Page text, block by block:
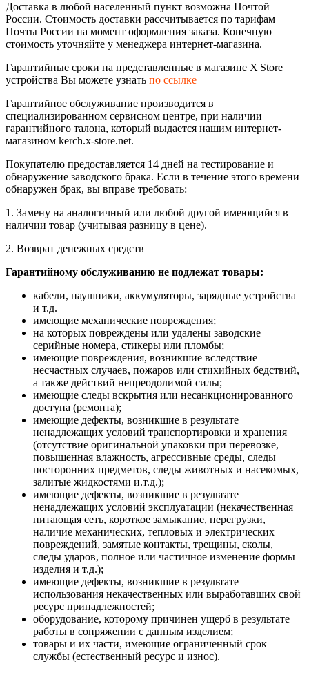
Доставка в любой населенный пункт возможна Почтой
России. Стоимость доставки рассчитывается по тарифам
Почты России на момент оформления заказа. Конечную
стоимость уточняйте у менеджера интернет-магазина.
Гарантийные сроки на представленные в магазине X|Store
устройства Вы можете узнать по ссылке
Гарантийное обслуживание производится в
специализированном сервисном центре, при наличии
гарантийного талона, который выдается нашим интернет-
магазином kerch.x-store.net.
Покупателю предоставляется 14 дней на тестирование и
обнаружение заводского брака. Если в течение этого времени
обнаружен брак, вы вправе требовать:
1. Замену на аналогичный или любой другой имеющийся в
наличии товар (учитывая разницу в цене).
2. Возврат денежных средств
Гарантийному обслуживанию не подлежат товары:
кабели, наушники, аккумуляторы, зарядные устройства
и т.д.
имеющие механические повреждения;
на которых повреждены или удалены заводские
серийные номера, стикеры или пломбы;
имеющие повреждения, возникшие вследствие
несчастных случаев, пожаров или стихийных бедствий,
а также действий непреодолимой силы;
имеющие следы вскрытия или несанкционированного
доступа (ремонта);
имеющие дефекты, возникшие в результате
ненадлежащих условий транспортировки и хранения
(отсутствие оригинальной упаковки при перевозке,
повышенная влажность, агрессивные среды, следы
посторонних предметов, следы животных и насекомых,
залитые жидкостями и.т.д.);
имеющие дефекты, возникшие в результате
ненадлежащих условий эксплуатации (некачественная
питающая сеть, короткое замыкание, перегрузки,
наличие механических, тепловых и электрических
повреждений, замятые контакты, трещины, сколы,
следы ударов, полное или частичное изменение формы
изделия и т.д.);
имеющие дефекты, возникшие в результате
использования некачественных или выработавших свой
ресурс принадлежностей;
оборудование, которому причинен ущерб в результате
работы в сопряжении с данным изделием;
товары и их части, имеющие ограниченный срок
службы (естественный ресурс и износ).